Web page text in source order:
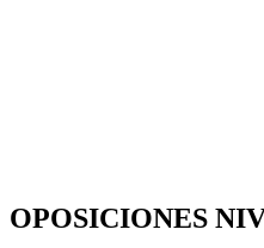
OPOSICIONES